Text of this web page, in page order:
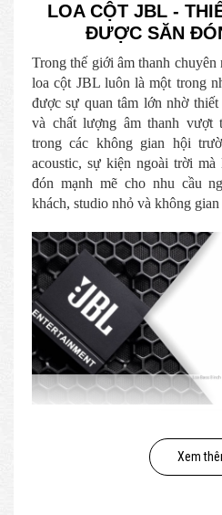
LOA CỘT JBL -
ĐƯỢC SĂN
Trong thế giới âm thanh
loa cột JBL luôn là một trong
được sự quan tâm lớn nhờ
và chất lượng âm thanh vượt
trong các không gian hội
acoustic, sự kiện ngoài trời
đón mạnh mẽ cho nhu cầu
khách, studio nhỏ và không
hình mà còn vì
Xem